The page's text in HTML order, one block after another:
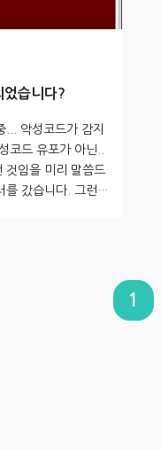
습니다?
... 악성코드가 감지
코드 유포가 아닌..
것임을 미리 말씀드
를 갔습니다. 그런
1